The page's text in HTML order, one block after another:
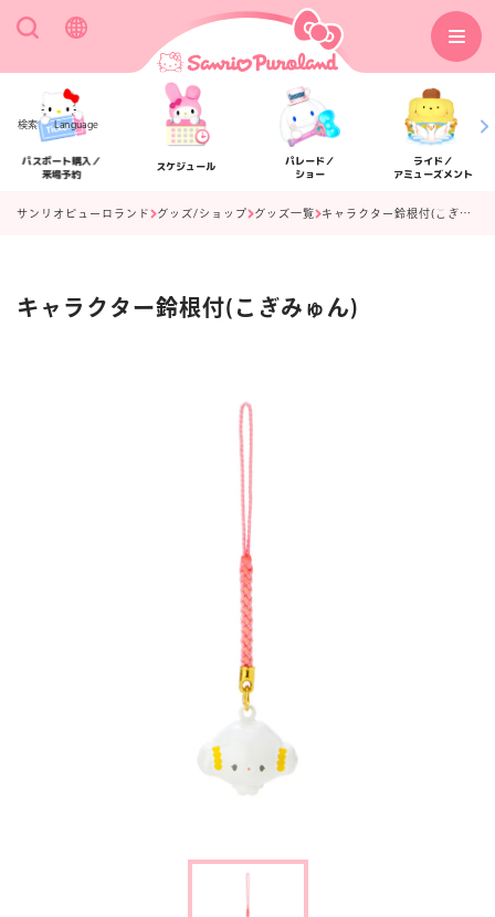
検索 Language
パスポート購入／
来場予約
スケジュール
パレード／
ショー
ライド／
アミューズメント
アクセス フロアマップ
サンリオピューロランド グッズ/ショップ グッズ一覧 キャラクター鈴根付(こぎみゅん)
キャラクター鈴根付(こぎみゅん)